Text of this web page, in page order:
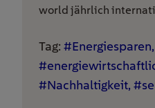
world jährlich
Tag:
#Nachhaltigkeit,